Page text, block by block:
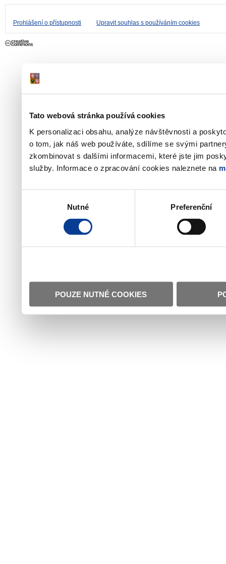
Tato webová stránka používá cookies
K personalizaci obsahu, analýze návštěvnosti a
o tom, jak náš web používáte, sdílíme se svými
zkombinovat s dalšími informacemi, které jste jim
služby. Informace o zpracování cookies naleznete na
Nutné Preferenční
POUZE NUTNÉ COOKIES
Prohlášení o přístupnosti Upravit souhlas s používáním cookies